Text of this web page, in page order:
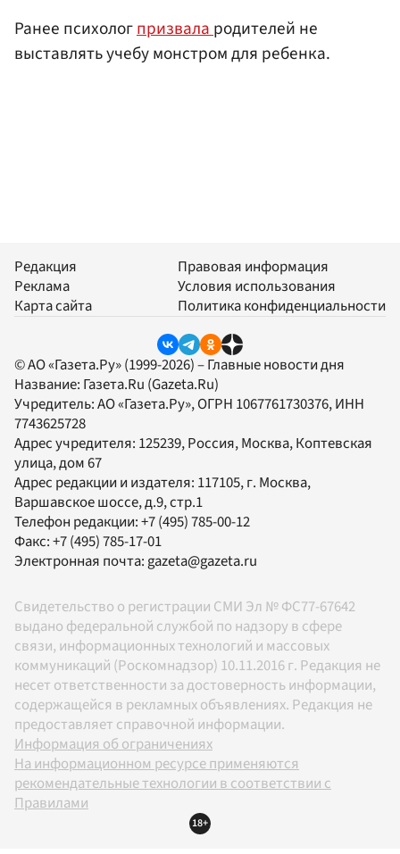
Ранее психологпризвалародителей не
выставлять учебу монстром для ребенка.
Редакция
Реклама
Карта сайта
Правовая информация
Условия использования
Политика конфиденциальности
© АО «Газета.Ру» (1999-2026) – Главные новости дня
Название: Газета.Ru (Gazeta.Ru)
Учредитель:АО «Газета.Ру», ОГРН 1067761730376, ИНН
7743625728
Адрес учредителя: 125239, Россия, Москва, Коптевская
улица, дом 67
Адрес редакции и издателя: 117105, г. Москва,
Варшавское шоссе, д.9, стр.1
Телефон редакции:+7 (495) 785-00-12
Факс:+7 (495) 785-17-01
Электронная почта:gazeta@gazeta.ru
Свидетельство о регистрации СМИ Эл № ФС77-67642
выдано федеральной службой по надзору в сфере
связи, информационных технологий и массовых
коммуникаций (Роскомнадзор) 10.11.2016 г. Редакция не
несет ответственности за достоверность информации,
содержащейся в рекламных объявлениях. Редакция не
предоставляет справочной информации.
Информация об ограничениях
На информационном ресурсе применяются
рекомендательные технологии в соответствии с
Правилами
18+